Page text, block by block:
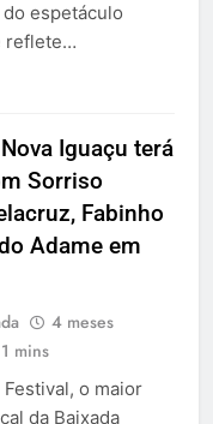
espetáculo
reflete…
Iguaçu terá
Sorriso
Fabinho
Adame em
4 meses
1 mins
Festival, o maior
da Baixada